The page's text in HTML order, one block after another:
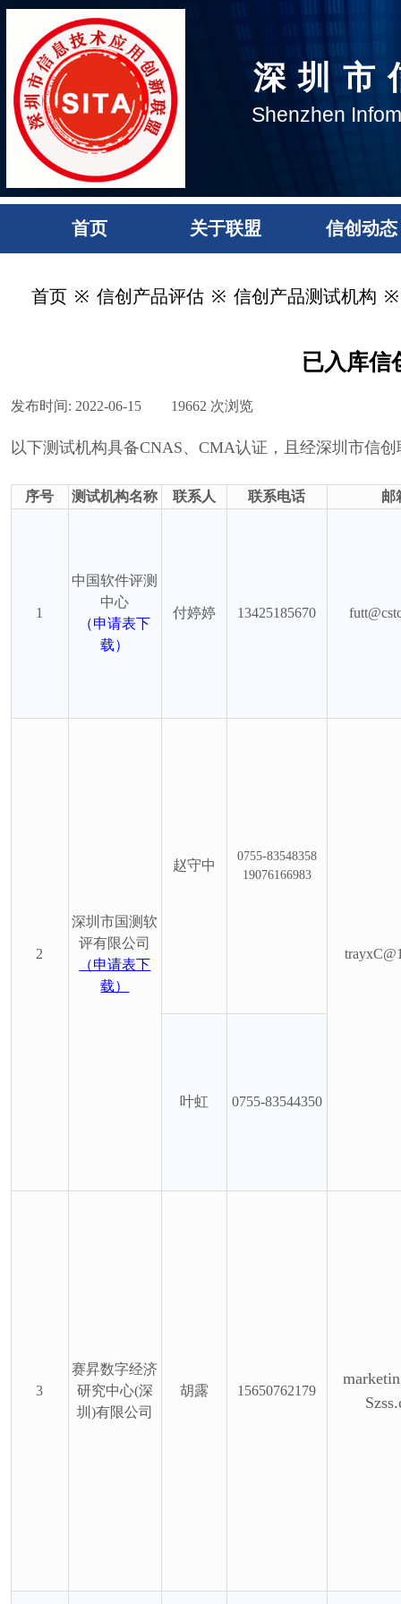
深圳市
Shenzhen
首页 关于联盟 信创动态
首页 ※ 信创产品评估 ※ 信创产品测试机构 ※
已入库信
发布时间: 2022-06-15 19662 次浏览
以下测试机构具备CNAS、CMA认证，且经深圳市信
序号 测试机构名称 联系人 联系电话 邮
1
中国软件评测
中心
（申请表下
载）
付婷婷 13425185670
2
深圳市国测软
评有限公司
（申请表下
载）
赵守中
0755-83548358
19076166983
叶虹 0755-83544350
3
赛昇数字经济
研究中心(深
圳)有限公司
胡露 15650762179